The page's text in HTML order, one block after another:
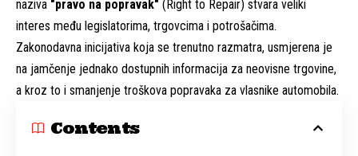
naziva "pravo na popravak" (Right to Repair) stvara veliki
interes među legislatorima, trgovcima i potrošačima.
Zakonodavna inicijativa koja se trenutno razmatra, usmjerena je
na jamčenje jednako dostupnih informacija za neovisne trgovine,
a kroz to i smanjenje troškova popravaka za vlasnike automobila.
Contents